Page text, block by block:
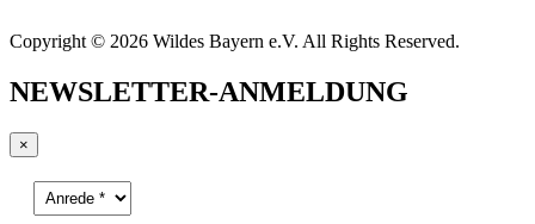
Copyright © 2026 Wildes Bayern e.V. All Rights Reserved.
NEWSLETTER-ANMELDUNG
×